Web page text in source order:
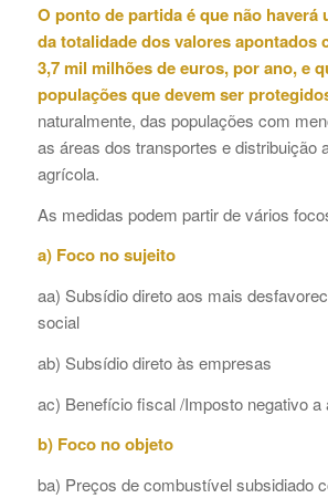
O ponto de partida é que não haverá
da totalidade dos valores apontados
3,7 mil milhões de euros, por ano, e
populações que devem ser
naturalmente, das populações com
as áreas dos transportes e distribuição
agrícola.
As medidas podem partir de vários
a) Foco no sujeito
aa) Subsídio direto aos mais
social
ab) Subsídio direto às empresas
ac) Benefício fiscal /Imposto negativo a
b) Foco no objeto
ba) Preços de combustível subsidiado